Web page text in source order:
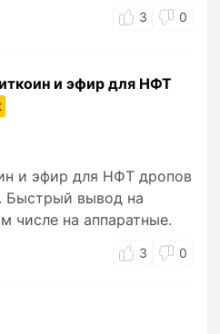
3 0
и эфир для НФТ
и эфир для НФТ дропов
Быстрый вывод на
числе на аппаратные.
3 0